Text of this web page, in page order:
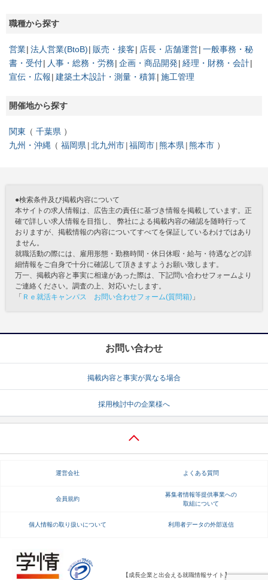
職種から探す
営業 法人営業(BtoB) 販売・接客 店長・店舗運営 一般事務・秘
書・受付
人事・総務・労務 企画・商品開発 経理・財務・会計
宣伝・広報 建築土木設計・測量・積算 施工管理
開催地から探す
関東
千葉県
九州・沖縄
福岡県 北九州市 福岡市 熊本県 熊本市
●検索条件及び掲載内容について
本サイトの求人情報は、広告主の責任に基づき情報を掲載しています。正
確で詳しい求人情報を目指し、 弊社による掲載内容の確認を随時行って
おりますが、掲載情報の内容についてすべてを保証しているわけではあり
ません。
就職活動の際には、雇用形態・勤務時間・休日休暇・給与・待遇などの詳
細情報をご自身で十分に確認して頂きますようお願い致します。
万一、掲載内容と事実に相違があった際は、下記問い合わせフォームより
ご連絡ください。調査の上、対応いたします。
「 Ｒｅ就活キャンパス お問い合わせフォーム(質問箱) 」
お問い合わせ
掲載内容と事実が異なる場合
採用検討中の企業様へ
運営会社 よくある質問
会員規約
募集者情報等提供事業への
取組について
個人情報の取り扱いについて 利用者データの外部送信
【成長企業と出会える就職情報サイト】